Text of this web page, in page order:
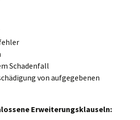
Schadenfall
von aufgegebenen
Erweiterungsklauseln: